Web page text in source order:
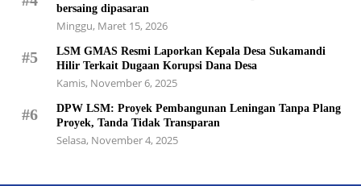
bersaing dipasaran
Minggu, Maret 15, 2026
#5
LSM GMAS Resmi Laporkan Kepala Desa Sukamandi
Hilir Terkait Dugaan Korupsi Dana Desa
Kamis, November 6, 2025
#6
DPW LSM: Proyek Pembangunan Leningan Tanpa Plang
Proyek, Tanda Tidak Transparan
Selasa, November 4, 2025